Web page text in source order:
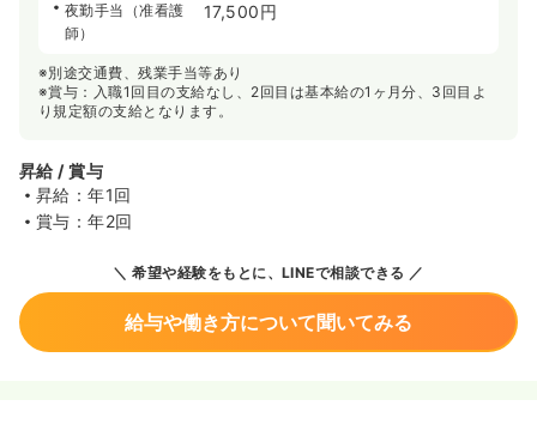
夜勤手当（准看護
師）
17,500円
※別途交通費、残業手当等あり
※賞与：入職1回目の支給なし、2回目は基本給の1ヶ月分、3回目よ
り規定額の支給となります。
昇給 / 賞与
昇給：年1回
賞与：年2回
希望や経験をもとに、LINEで相談できる
給与や働き方について聞いてみる